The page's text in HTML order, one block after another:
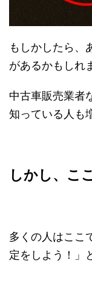
もしかしたら、
があるかもしれ
中古車販売業者
知っている人も
しかし、こ
多くの人はここ
定をしよう！」